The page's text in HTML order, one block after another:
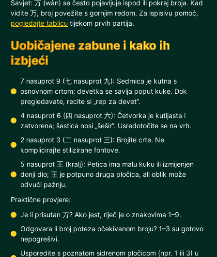
Savjet: 万 (wàn) se često pojavljuje ispod ili pokraj broja. Kad
vidite 万, broj povežite s gornjim redom. Za ispisivu pomoć,
pogledajte tablicu tijekom prvih partija.
Uobičajene zabune i kako ih
izbjeći
7 nasuprot 9 (七 nasuprot 九): Sedmica je kutna s
osnovnom crtom; devetka se savija poput kuke. Dok
pregledavate, recite si „rep za devet”.
4 nasuprot 6 (四 nasuprot 六): Četvorka je kutijasta i
zatvorena; šestica nosi „šešir”. Usredotočite se na vrh.
2 nasuprot 3 (二 nasuprot 三): Brojite crte. Ne
komplicirajte stilizirane fontove.
5 nasuprot 王 (kralj): Petica ima malu kuku ili izmijenjen
donji dio; 王 je potpuno druga pločica, ali oblik može
odvući pažnju.
Praktične provjere:
Je li prisutan 万? Ako jest, riječ je o znakovima 1–9.
Odgovara li broj poteza očekivanom broju? 1–3 su gotovo
nepogrešivi.
Usporedite s poznatom sidrenom pločicom (npr. 1 ili 3) u